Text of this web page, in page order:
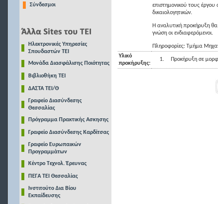
Σύνδεσμοι
Ηλεκτρονικές Υπηρεσίες
Σπουδαστών ΤΕΙ
Μονάδα Διασφάλισης Ποιότητας
Βιβλιοθήκη ΤΕΙ
ΔΑΣΤΑ ΤΕΙ/Θ
Γραφείο Διασύνδεσης
Θεσσαλίας
Πρόγραμμα Πρακτικής Ασκησης
Γραφείο Διασύνδεσης Καρδίτσας
Γραφείο Ευρωπαικών
Προγραμμάτων
Κέντρο Τεχνολ. Έρευνας
ΠΕΓΑ ΤΕΙ Θεσσαλίας
Ινστιτούτο Δια Βίου
Εκπαίδευσης
επιστημονικού τους
δικαιολογητικών.
Η αναλυτική προκήρυξη
γνώση οι ενδιαφερόμενοι.
Πληροφορίες: Τμήμα
Υλικό
προκήρυξης:
1. Προκήρυξη σε